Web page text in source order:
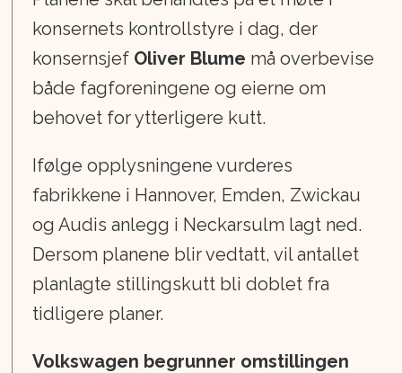
konsernets kontrollstyre i dag, der
konsernsjef Oliver Blume må overbevise
både fagforeningene og eierne om
behovet for ytterligere kutt.
Ifølge opplysningene vurderes
fabrikkene i Hannover, Emden, Zwickau
og Audis anlegg i Neckarsulm lagt ned.
Dersom planene blir vedtatt, vil antallet
planlagte stillingskutt bli doblet fra
tidligere planer.
Volkswagen begrunner omstillingen